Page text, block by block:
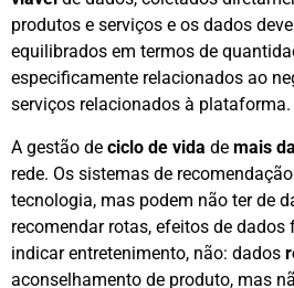
produtos e serviços e os dados
equilibrados em termos de
especificamente relacionados ao
serviços relacionados à plataforma.
A gestão de ciclo de vida de mais
rede. Os sistemas de
tecnologia, mas podem não ter de
recomendar rotas, efeitos de dados
indicar entretenimento, não: dados
aconselhamento de produto, mas